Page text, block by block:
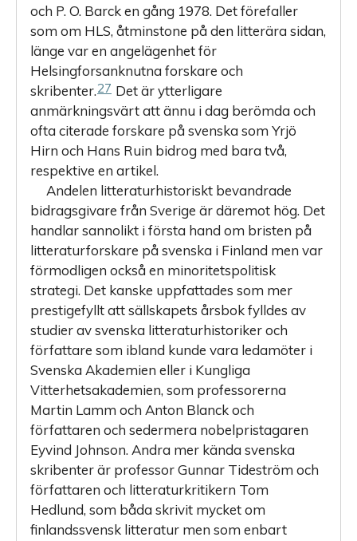
och P. O. Barck en gång 1978. Det förefaller
som om HLS, åtminstone på den litterära sidan,
länge var en angelägenhet för
Helsingforsanknutna forskare och
skribenter.27 Det är ytterligare
anmärkningsvärt att ännu i dag berömda och
ofta citerade forskare på svenska som Yrjö
Hirn och Hans Ruin bidrog med bara två,
respektive en artikel.
Andelen litteraturhistoriskt bevandrade
bidragsgivare från Sverige är däremot hög. Det
handlar sannolikt i första hand om bristen på
litteraturforskare på svenska i Finland men var
förmodligen också en minoritetspolitisk
strategi. Det kanske uppfattades som mer
prestige­fyllt att sällskapets årsbok fylldes av
studier av svenska litteraturhistoriker och
författare som ibland kunde vara ledamöter i
Svenska Akademien eller i Kungliga
Vitterhetsakademien, som professorerna
Martin Lamm och Anton Blanck och
författaren och sedermera nobel­pristagaren
Eyvind Johnson. Andra mer kända svenska
skribenter är professor Gunnar Tideström och
författaren och litteraturkritikern Tom
Hedlund, som båda skrivit mycket om
finlandssvensk litteratur men som enbart